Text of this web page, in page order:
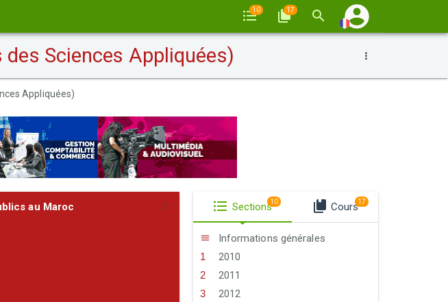
10 17
Sciences Appliquées)
Appliquées)
au Maroc
Sections10 Cours17
Informations générales
2010
2011
2012